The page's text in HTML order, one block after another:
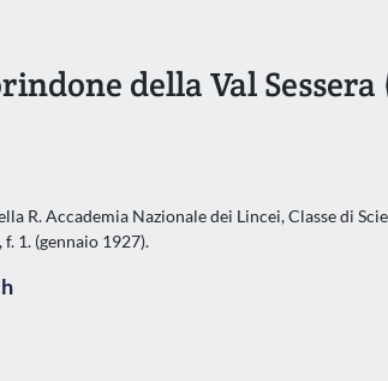
della Val
R. Accademia Nazionale dei Lincei, Classe di
f. 1. (gennaio 1927).